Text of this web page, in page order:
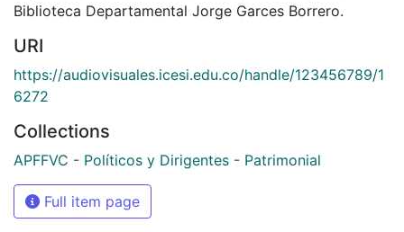
Biblioteca Departamental Jorge Garces Borrero.
URI
https://audiovisuales.icesi.edu.co/handle/123456789/1
6272
Collections
APFFVC - Políticos y Dirigentes - Patrimonial
Full item page